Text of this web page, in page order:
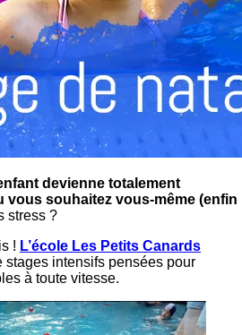
devienne totalement
vous souhaitez vous-même (enfin
stress ?
! L’école Les Petits Canards
intensifs pensées pour
à toute vitesse.